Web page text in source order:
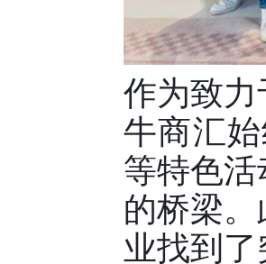
作为致
牛商汇
等特色
的桥梁
业找到